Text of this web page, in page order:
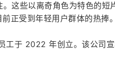
。这些以离奇角色为特色的
正受到年轻用户群体的热捧
工于 2022 年创立。该公司